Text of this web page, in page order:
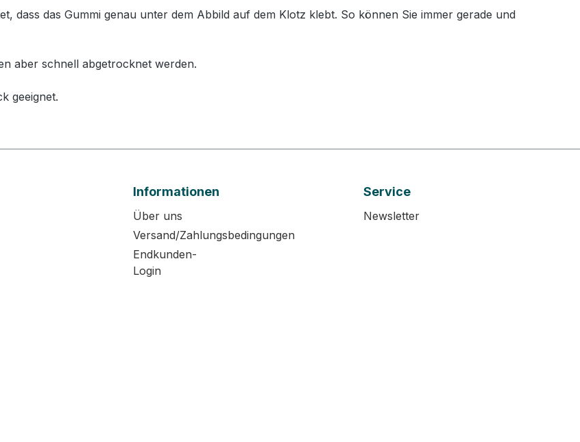
dass das Gummi genau unter dem Abbild auf dem Klotz klebt. So können Sie immer gerade und
aber schnell abgetrocknet werden.
geeignet.
Informationen
Über uns
Versand/Zahlungsbedingungen
Endkunden-
Login
Service
Newsletter